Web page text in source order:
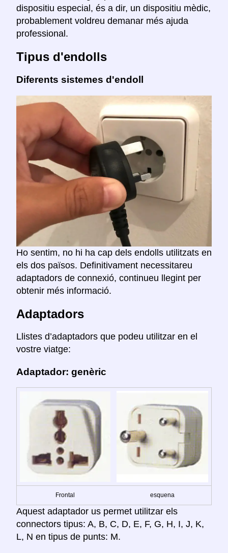
dispositiu especial, és a dir, un dispositiu mèdic,
probablement voldreu demanar més ajuda
professional.
Tipus d'endolls
Diferents sistemes d'endoll
Ho sentim, no hi ha cap dels endolls utilitzats en
els dos països. Definitivament necessitareu
adaptadors de connexió, continueu llegint per
obtenir més informació.
Adaptadors
Llistes d’adaptadors que podeu utilitzar en el
vostre viatge:
Adaptador: genèric
Frontal esquena
Aquest adaptador us permet utilitzar els
connectors tipus: A, B, C, D, E, F, G, H, I, J, K,
L, N en tipus de punts: M.